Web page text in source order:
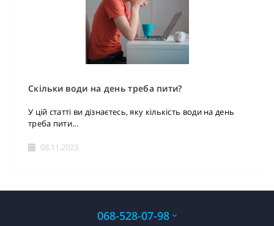
Скільки води на день треба пити?
У цій статті ви дізнаєтесь, яку кількість води на день
треба пити...
08.11.2023
068-528-07-98